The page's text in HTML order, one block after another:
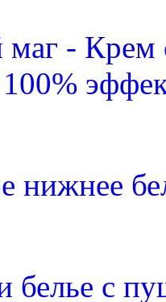
маг -
100%
нижнее
белье с